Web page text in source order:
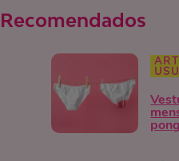
Recomendados